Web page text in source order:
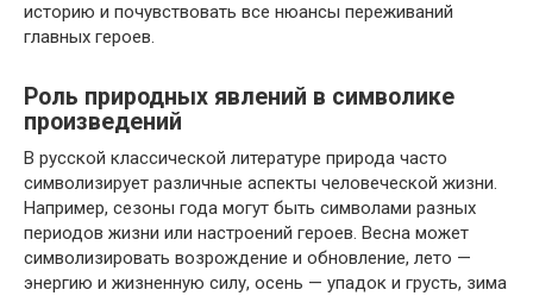
историю и почувствовать все нюансы переживаний
главных героев.
Роль природных явлений в символике
произведений
В русской классической литературе природа часто
символизирует различные аспекты человеческой жизни.
Например, сезоны года могут быть символами разных
периодов жизни или настроений героев. Весна может
символизировать возрождение и обновление, лето —
энергию и жизненную силу, осень — упадок и грусть, зима